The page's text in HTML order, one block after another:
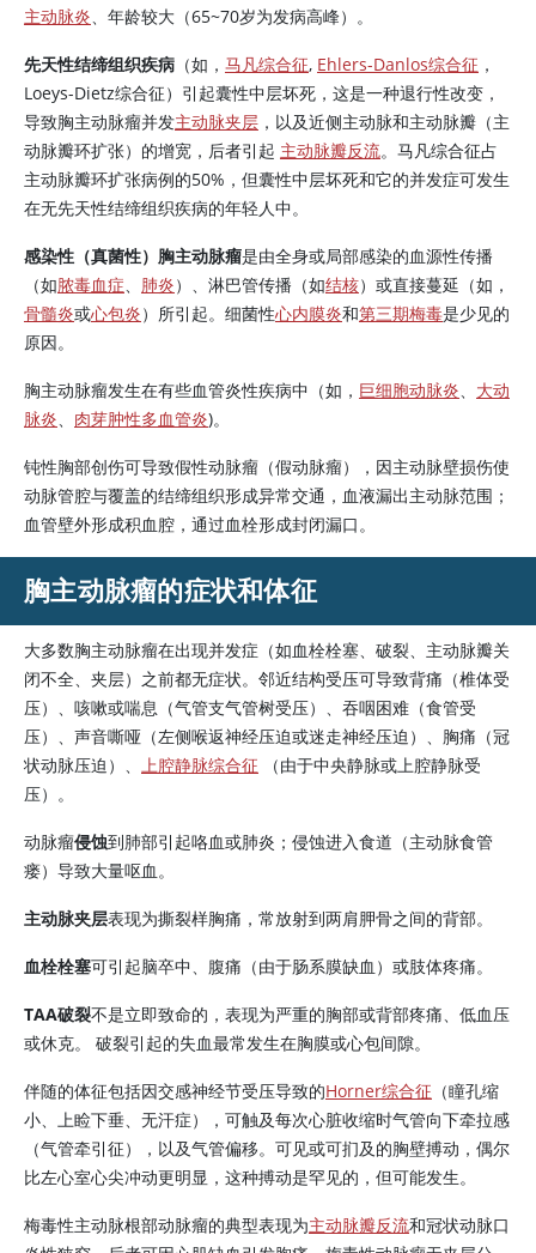
主动脉炎、年龄较大（65~70岁为发病高峰）。
先天性结缔组织疾病 （如， 马凡综合征, Ehlers-Danlos综合征 ，
Loeys-Dietz综合征）引起囊性中层坏死，这是一种退行性改变，
导致胸主动脉瘤并发主动脉夹层 ，以及近侧主动脉和主动脉瓣（主
动脉瓣环扩张）的增宽，后者引起 主动脉瓣反流。马凡综合征占
主动脉瓣环扩张病例的50%，但囊性中层坏死和它的并发症可发生
在无先天性结缔组织疾病的年轻人中。
感染性（真菌性）胸主动脉瘤是由全身或局部感染的血源性传播
（如脓毒血症、 肺炎）、淋巴管传播（如结核）或直接蔓延（如，
骨髓炎或心包炎）所引起。细菌性心内膜炎和第三期梅毒是少见的
原因。
胸主动脉瘤发生在有些血管炎性疾病中（如， 巨细胞动脉炎、 大动
脉炎、 肉芽肿性多血管炎)。
钝性胸部创伤可导致假性动脉瘤（假动脉瘤），因主动脉壁损伤使
动脉管腔与覆盖的结缔组织形成异常交通，血液漏出主动脉范围；
血管壁外形成积血腔，通过血栓形成封闭漏口。
胸主动脉瘤的症状和体征
大多数胸主动脉瘤在出现并发症（如血栓栓塞、破裂、主动脉瓣关
闭不全、夹层）之前都无症状。邻近结构受压可导致背痛（椎体受
压）、咳嗽或喘息（气管支气管树受压）、吞咽困难（食管受
压）、声音嘶哑（左侧喉返神经压迫或迷走神经压迫）、胸痛（冠
状动脉压迫）、 上腔静脉综合征 （由于中央静脉或上腔静脉受
压）。
动脉瘤侵蚀到肺部引起咯血或肺炎；侵蚀进入食道（主动脉食管
瘘）导致大量呕血。
主动脉夹层表现为撕裂样胸痛，常放射到两肩胛骨之间的背部。
血栓栓塞可引起脑卒中、腹痛（由于肠系膜缺血）或肢体疼痛。
TAA破裂不是立即致命的，表现为严重的胸部或背部疼痛、低血压
或休克。 破裂引起的失血最常发生在胸膜或心包间隙。
伴随的体征包括因交感神经节受压导致的Horner综合征 （瞳孔缩
小、上睑下垂、无汗症），可触及每次心脏收缩时气管向下牵拉感
（气管牵引征），以及气管偏移。可见或可扪及的胸壁搏动，偶尔
比左心室心尖冲动更明显，这种搏动是罕见的，但可能发生。
梅毒性主动脉根部动脉瘤的典型表现为主动脉瓣反流和冠状动脉口